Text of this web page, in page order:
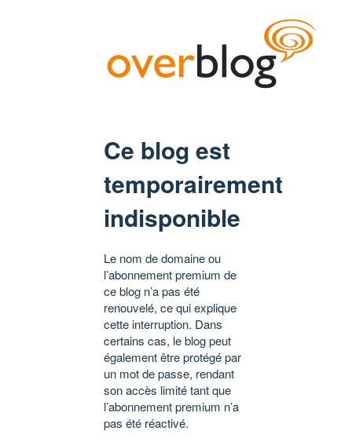
Ce blog est
temporairement
indisponible
Le nom de domaine ou
l’abonnement premium de
ce blog n’a pas été
renouvelé, ce qui explique
cette interruption. Dans
certains cas, le blog peut
également être protégé par
un mot de passe, rendant
son accès limité tant que
l’abonnement premium n’a
pas été réactivé.